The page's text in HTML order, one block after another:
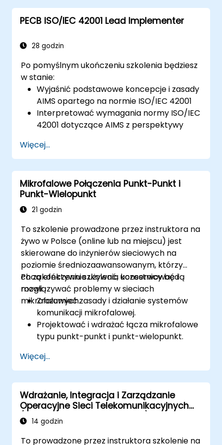
Professional Development)
W przypadku niezdania egzaminu, możesz
bezpłatnie
PECB ISO/IEC 42001 Lead Implementer
28 godzin
Po pomyślnym ukończeniu szkolenia będziesz
w stanie:
Wyjaśnić podstawowe koncepcje i zasady
AIMS opartego na normie ISO/IEC 42001
Interpretować wymagania normy ISO/IEC
42001 dotyczące AIMS z perspektywy
Inicjować i planować wdrażanie AIMS
opartego na normie ISO/IEC 42001,
wykorzystując metodologię IMS2 PECB
oraz inne najlepsze praktyki
Wspierać organizację w działaniu,
utrzymaniu i ciągłym doskonaleniu AIMS
Przygotować organizację do audytu
certyfikacyjnego przez stronę trzecią
Więcej...
Mikrofalowe Połączenia Punkt-Punkt i
Punkt-Wielopunkt
21 godzin
To szkolenie prowadzone przez instruktora na
żywo w Polsce (online lub na miejscu) jest
skierowane do inżynierów sieciowych na
poziomie średniozaawansowanym, którzy
chcą efektywnie używać, konserwować i
rozwiązywać problemy w sieciach
mikrofalowych.
Po zakończeniu szkolenia uczestnicy będą
mogli:
Zrozumieć zasady i działanie systemów
komunikacji mikrofalowej.
Projektować i wdrażać łącza mikrofalowe
typu punkt-punkt i punkt-wielopunkt.
planowanie sieci.
Efektywnie zarządzać, konserwować i
rozwiązywać problemy w sieciach
mikrofalowych.
Więcej...
Wdrażanie, Integracja i Zarządzanie
Operacyjne Sieci Telekomunikacyjnych
(2G–5G oraz Enterprise Wi-Fi)
14 godzin
To prowadzone przez instruktora szkolenie na